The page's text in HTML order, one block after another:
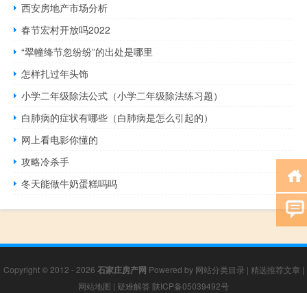
西安房地产市场分析
春节宏村开放吗2022
“翠幢绛节忽纷纷”的出处是哪里
怎样扎过年头饰
小学二年级除法公式（小学二年级除法练习题）
白肺病的症状有哪些（白肺病是怎么引起的）
网上看电影你懂的
攻略冷杀手
冬天能做牛奶蛋糕吗吗
Copyright © 2012 - 2026 石家庄房产网 Powered by 网站分类目录 | 精选推荐文章 |
网站地图 | 疑难解答 陕ICP备05039492号